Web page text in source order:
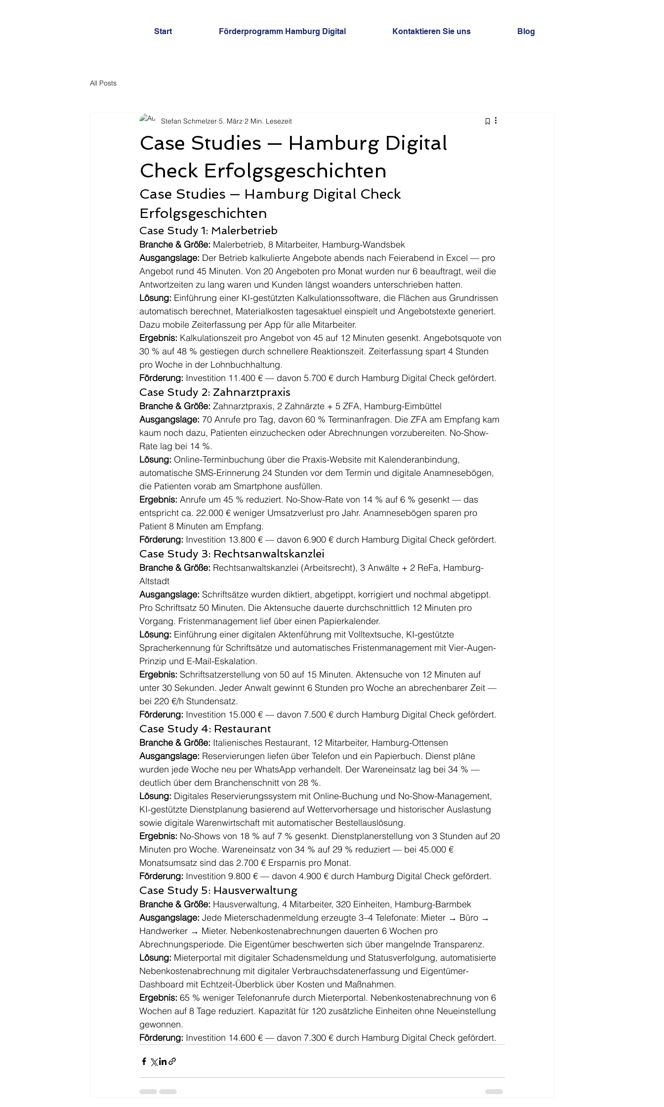
Start Förderprogramm Hamburg Digital Kontaktieren Sie uns Blog
All Posts
Case Studies — Hamburg Digital
Check Erfolgsgeschichten
Stefan Schmelzer 5. März 2 Min. Lesezeit
Case Studies — Hamburg Digital Check
Erfolgsgeschichten
Case Study 1: Malerbetrieb
Branche & Größe: Malerbetrieb, 8 Mitarbeiter, Hamburg-Wandsbek
Ausgangslage: Der Betrieb kalkulierte Angebote abends nach Feierabend in Excel — pro
Angebot rund 45 Minuten. Von 20 Angeboten pro Monat wurden nur 6 beauftragt, weil die
Antwortzeiten zu lang waren und Kunden längst woanders unterschrieben hatten.
Lösung: Einführung einer KI-gestützten Kalkulationssoftware, die Flächen aus Grundrissen
automatisch berechnet, Materialkosten tagesaktuel einspielt und Angebotstexte generiert.
Dazu mobile Zeiterfassung per App für alle Mitarbeiter.
Ergebnis: Kalkulationszeit pro Angebot von 45 auf 12 Minuten gesenkt. Angebotsquote von
30 % auf 48 % gestiegen durch schnellere Reaktionszeit. Zeiterfassung spart 4 Stunden
pro Woche in der Lohnbuchhaltung.
Förderung: Investition 11.400 € — davon 5.700 € durch Hamburg Digital Check gefördert.
Case Study 2: Zahnarztpraxis
Branche & Größe: Zahnarztpraxis, 2 Zahnärzte + 5 ZFA, Hamburg-Eimbüttel
Ausgangslage: 70 Anrufe pro Tag, davon 60 % Terminanfragen. Die ZFA am Empfang kam
kaum noch dazu, Patienten einzuchecken oder Abrechnungen vorzubereiten. No-Show-
Rate lag bei 14 %.
Lösung: Online-Terminbuchung über die Praxis-Website mit Kalenderanbindung,
automatische SMS-Erinnerung 24 Stunden vor dem Termin und digitale Anamnesebögen,
die Patienten vorab am Smartphone ausfüllen.
Ergebnis: Anrufe um 45 % reduziert. No-Show-Rate von 14 % auf 6 % gesenkt — das
entspricht ca. 22.000 € weniger Umsatzverlust pro Jahr. Anamnesebögen sparen pro
Patient 8 Minuten am Empfang.
Förderung: Investition 13.800 € — davon 6.900 € durch Hamburg Digital Check gefördert.
Case Study 3: Rechtsanwaltskanzlei
Branche & Größe: Rechtsanwaltskanzlei (Arbeitsrecht), 3 Anwälte + 2 ReFa, Hamburg-
Altstadt
Ausgangslage: Schriftsätze wurden diktiert, abgetippt, korrigiert und nochmal abgetippt.
Pro Schriftsatz 50 Minuten. Die Aktensuche dauerte durchschnittlich 12 Minuten pro
Vorgang. Fristenmanagement lief über einen Papierkalender.
Lösung: Einführung einer digitalen Aktenführung mit Volltextsuche, KI-gestützte
Spracherkennung für Schriftsätze und automatisches Fristenmanagement mit Vier-Augen-
Prinzip und E-Mail-Eskalation.
Ergebnis: Schriftsatzerstellung von 50 auf 15 Minuten. Aktensuche von 12 Minuten auf
unter 30 Sekunden. Jeder Anwalt gewinnt 6 Stunden pro Woche an abrechenbarer Zeit —
bei 220 €/h Stundensatz.
Förderung: Investition 15.000 € — davon 7.500 € durch Hamburg Digital Check gefördert.
Case Study 4: Restaurant
Branche & Größe: Italienisches Restaurant, 12 Mitarbeiter, Hamburg-Ottensen
Ausgangslage: Reservierungen liefen über Telefon und ein Papierbuch. Dienst pläne
wurden jede Woche neu per WhatsApp verhandelt. Der Wareneinsatz lag bei 34 % —
deutlich über dem Branchenschnitt von 28 %.
Lösung: Digitales Reservierungssystem mit Online-Buchung und No-Show-Management,
KI-gestützte Dienstplanung basierend auf Wettervorhersage und historischer Auslastung
sowie digitale Warenwirtschaft mit automatischer Bestellauslösung.
Ergebnis: No-Shows von 18 % auf 7 % gesenkt. Dienstplanerstellung von 3 Stunden auf 20
Minuten pro Woche. Wareneinsatz von 34 % auf 29 % reduziert — bei 45.000 €
Monatsumsatz sind das 2.700 € Ersparnis pro Monat.
Förderung: Investition 9.800 € — davon 4.900 € durch Hamburg Digital Check gefördert.
Case Study 5: Hausverwaltung
Branche & Größe: Hausverwaltung, 4 Mitarbeiter, 320 Einheiten, Hamburg-Barmbek
Ausgangslage: Jede Mieterschadenmeldung erzeugte 3–4 Telefonate: Mieter → Büro →
Handwerker → Mieter. Nebenkostenabrechnungen dauerten 6 Wochen pro
Abrechnungsperiode. Die Eigentümer beschwerten sich über mangelnde Transparenz.
Lösung: Mieterportal mit digitaler Schadensmeldung und Statusverfolgung, automatisierte
Nebenkostenabrechnung mit digitaler Verbrauchsdatenerfassung und Eigentümer-
Dashboard mit Echtzeit-Überblick über Kosten und Maßnahmen.
Ergebnis: 65 % weniger Telefonanrufe durch Mieterportal. Nebenkostenabrechnung von 6
Wochen auf 8 Tage reduziert. Kapazität für 120 zusätzliche Einheiten ohne Neueinstellung
gewonnen.
Förderung: Investition 14.600 € — davon 7.300 € durch Hamburg Digital Check gefördert.